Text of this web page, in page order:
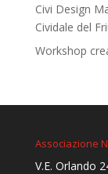
Civi Design
Cividale del
Workshop
Associazione
V.E. Orlando